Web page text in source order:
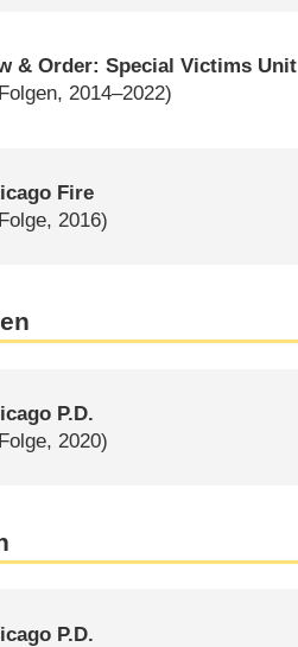
& Order: Special Victims Unit
2014–2022)
Fire
2016)
P.D.
2020)
P.D.